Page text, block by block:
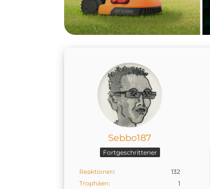
Sebbo187
Fortgeschrittener
Reaktionen
132
Trophäen
1